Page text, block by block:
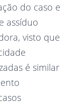
do caso e
assíduo
visto que
é similar